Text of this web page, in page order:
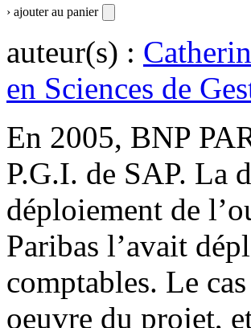
› ajouter au panier
auteur(s) :
en Sciences de
En 2005, BNP
P.G.I. de SAP. La
déploiement de
Paribas l’avait
comptables. Le
oeuvre du projet,